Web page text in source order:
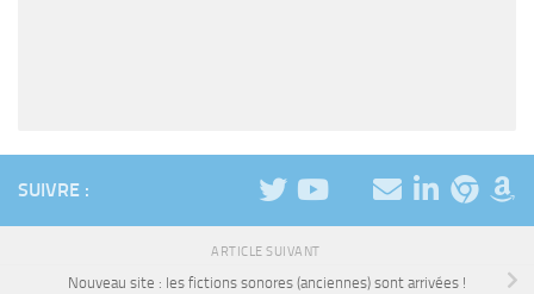
SUIVRE :
ARTICLE SUIVANT
Nouveau site : les fictions sonores (anciennes) sont arrivées !